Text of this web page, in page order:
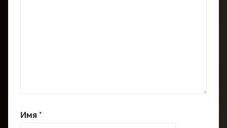
Имя *